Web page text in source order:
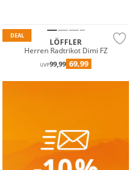
DEAL
LÖFFLER
Herren Radtrikot Dimi FZ
UVP99,99 69,99